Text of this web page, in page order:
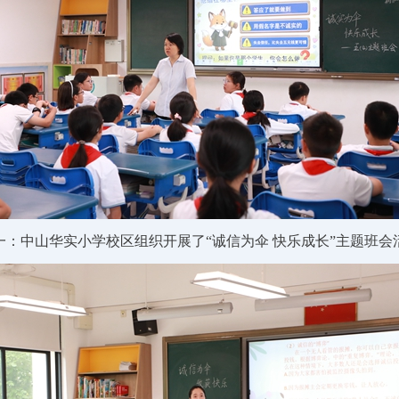
中山华实小学校区组织开展了“诚信为伞 快乐成长”主题班会